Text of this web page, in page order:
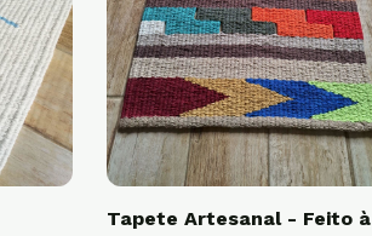
Tapete Artesanal - Feito à